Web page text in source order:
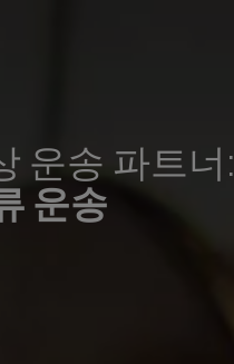
운송 파트너:
운송